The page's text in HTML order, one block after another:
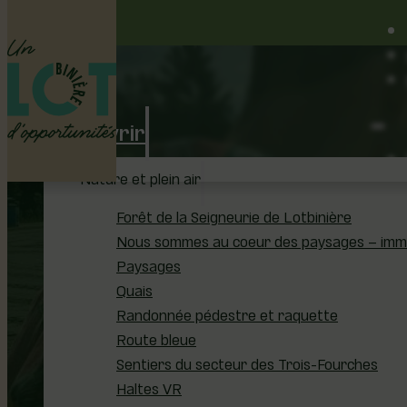
Découvrir
Nature et plein air
Forêt de la Seigneurie de Lotbinière
Nous sommes au coeur des paysages –
Paysages
Quais
Randonnée pédestre et raquette
Route bleue
Sentiers du secteur des Trois-Fourches
Haltes VR